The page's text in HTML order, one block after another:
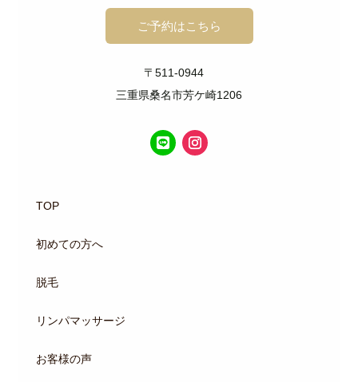
ご予約はこちら
〒511-0944
三重県桑名市芳ケ崎1206
TOP
初めての方へ
脱毛
リンパマッサージ
お客様の声